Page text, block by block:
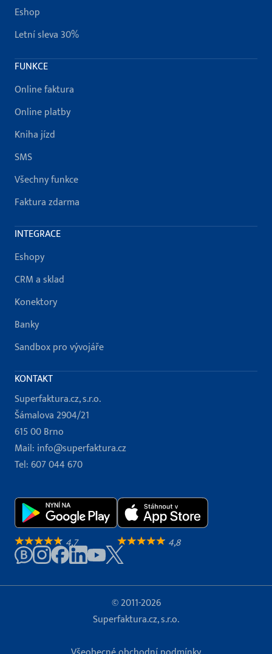
Eshop
Letní sleva 30%
FUNKCE
Online faktura
Online platby
Kniha jízd
SMS
Všechny funkce
Faktura zdarma
INTEGRACE
Eshopy
CRM a sklad
Konektory
Banky
Sandbox pro vývojáře
KONTAKT
Superfaktura.cz, s.r.o.
Šámalova 2904/21
615 00 Brno
Mail: info@superfaktura.cz
Tel:607 044 670
4,7 4,8
© 2011-2026
Superfaktura.cz, s.r.o.